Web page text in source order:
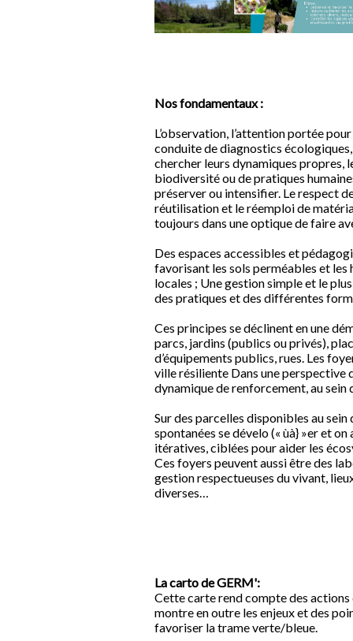
Nos fondamentaux :
L’observation, l’attention portée
conduite de diagnostics
chercher leurs dynamiques propres,
biodiversité ou de pratiques
préserver ou intensifier. Le respect
réutilisation et le réemploi de
toujours dans une optique de faire
Des espaces accessibles et
favorisant les sols perméables et
locales ; Une gestion simple et le
des pratiques et des différentes
Ces principes se déclinent en une
parcs, jardins (publics ou privés),
d’équipements publics, rues. Les
ville résiliente Dans une perspective
dynamique de renforcement, au
Sur des parcelles disponibles au
spontanées se dévelo (« ùà} »er et
itératives, ciblées pour aider les
Ces foyers peuvent aussi être des
gestion respectueuses du vivant,
diverses…
La carto de GERM':
Cette carte rend compte des
montre en outre les enjeux et des
favoriser la trame verte/bleue.